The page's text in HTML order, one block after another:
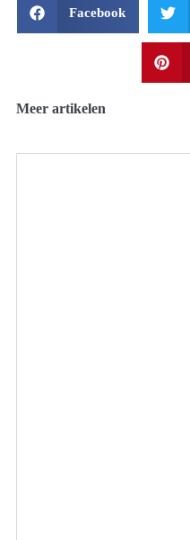
Facebook
Meer artikelen